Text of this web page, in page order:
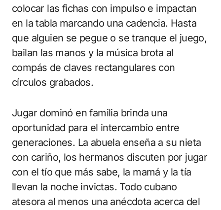
colocar las fichas con impulso e impactan
en la tabla marcando una cadencia. Hasta
que alguien se pegue o se tranque el juego,
bailan las manos y la música brota al
compás de claves rectangulares con
círculos grabados.
Jugar dominó en familia brinda una
oportunidad para el intercambio entre
generaciones. La abuela enseña a su nieta
con cariño, los hermanos discuten por jugar
con el tío que más sabe, la mamá y la tía
llevan la noche invictas. Todo cubano
atesora al menos una anécdota acerca del